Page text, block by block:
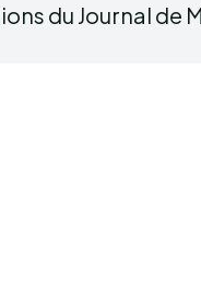
du Journal de